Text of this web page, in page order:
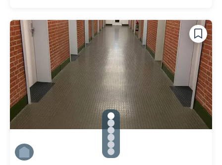
gallery.slide_selector
Zu Slide 1 wechseln
Zu Slide 2 wechseln
Zu Slide 3 wechseln
Zu Slide 4 wechseln
Zu Slide 5 wechseln
Zu Slide 6 wechseln